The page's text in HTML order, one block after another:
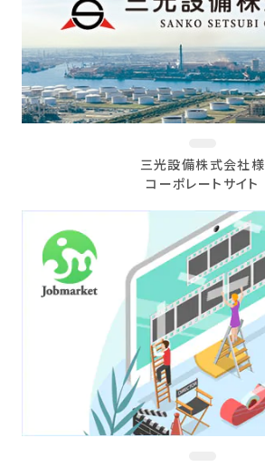
三光設備株式会社様
コーポレートサイト